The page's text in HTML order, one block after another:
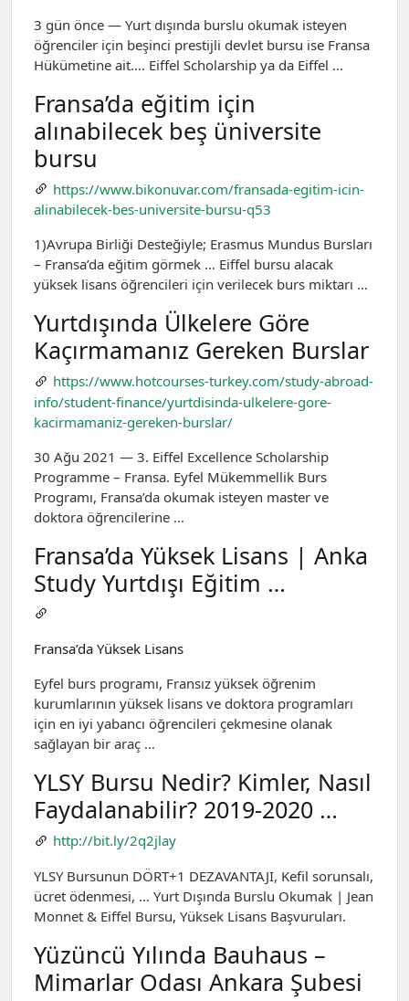
3 gün önce — Yurt dışında burslu okumak isteyen
öğrenciler için beşinci prestijli devlet bursu ise Fransa
Hükümetine ait…. Eiffel Scholarship ya da Eiffel …
Fransa’da eğitim için
alınabilecek beş üniversite
bursu
https://www.bikonuvar.com/fransada-egitim-icin-
alinabilecek-bes-universite-bursu-q53
1)Avrupa Birliği Desteğiyle; Erasmus Mundus Bursları
– Fransa’da eğitim görmek … Eiffel bursu alacak
yüksek lisans öğrencileri için verilecek burs miktarı …
Yurtdışında Ülkelere Göre
Kaçırmamanız Gereken Burslar
https://www.hotcourses-turkey.com/study-abroad-
info/student-finance/yurtdisinda-ulkelere-gore-
kacirmamaniz-gereken-burslar/
30 Ağu 2021 — 3. Eiffel Excellence Scholarship
Programme – Fransa. Eyfel Mükemmellik Burs
Programı, Fransa’da okumak isteyen master ve
doktora öğrencilerine …
Fransa’da Yüksek Lisans | Anka
Study Yurtdışı Eğitim …
Fransa’da Yüksek Lisans
Eyfel burs programı, Fransız yüksek öğrenim
kurumlarının yüksek lisans ve doktora programları
için en iyi yabancı öğrencileri çekmesine olanak
sağlayan bir araç …
YLSY Bursu Nedir? Kimler, Nasıl
Faydalanabilir? 2019-2020 …
http://bit.ly/2q2jlay
YLSY Bursunun DÖRT+1 DEZAVANTAJI, Kefil sorunsalı,
ücret ödenmesi, … Yurt Dışında Burslu Okumak | Jean
Monnet & Eiffel Bursu, Yüksek Lisans Başvuruları.
Yüzüncü Yılında Bauhaus –
Mimarlar Odası Ankara Şubesi